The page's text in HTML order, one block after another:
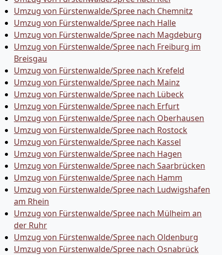
Umzug von Fürstenwalde/Spree nach Chemnitz
Umzug von Fürstenwalde/Spree nach Halle
Umzug von Fürstenwalde/Spree nach Magdeburg
Umzug von Fürstenwalde/Spree nach Freiburg im
Breisgau
Umzug von Fürstenwalde/Spree nach Krefeld
Umzug von Fürstenwalde/Spree nach Mainz
Umzug von Fürstenwalde/Spree nach Lübeck
Umzug von Fürstenwalde/Spree nach Erfurt
Umzug von Fürstenwalde/Spree nach Oberhausen
Umzug von Fürstenwalde/Spree nach Rostock
Umzug von Fürstenwalde/Spree nach Kassel
Umzug von Fürstenwalde/Spree nach Hagen
Umzug von Fürstenwalde/Spree nach Saarbrücken
Umzug von Fürstenwalde/Spree nach Hamm
Umzug von Fürstenwalde/Spree nach Ludwigshafen
am Rhein
Umzug von Fürstenwalde/Spree nach Mülheim an
der Ruhr
Umzug von Fürstenwalde/Spree nach Oldenburg
Umzug von Fürstenwalde/Spree nach Osnabrück